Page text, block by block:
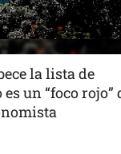
la lista de
un “foco rojo”